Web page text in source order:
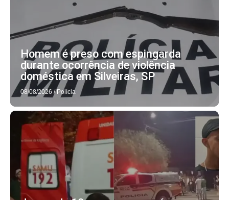
Homem é preso com espingarda
durante ocorrência de violência
doméstica em Silveiras, SP
08/08/2026 / Polícia